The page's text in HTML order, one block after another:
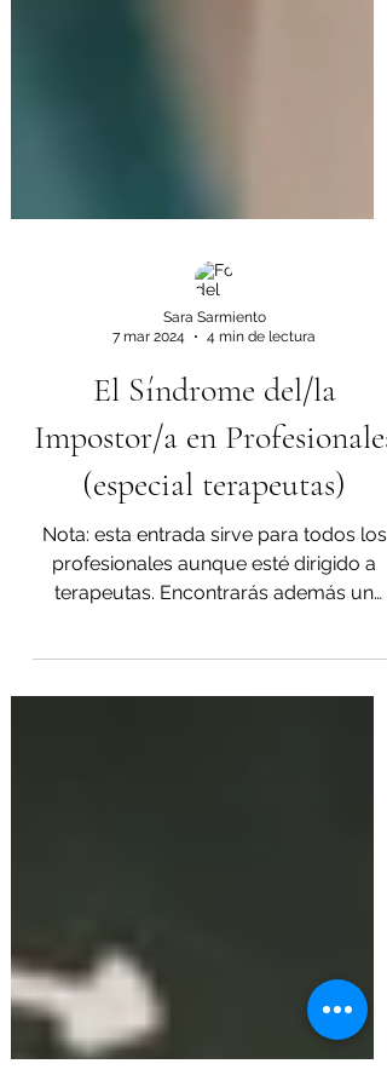
Sara Sarmiento
7 mar 2024
4 min de lectura
El Síndrome del/la
Impostor/a en Profesionales
(especial terapeutas)
terapeutas. Encontrarás además un